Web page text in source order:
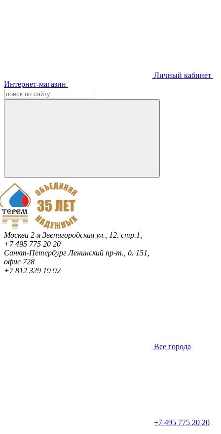
Личный кабинет
Интернет-магазин
Москва 2-я Звенигородская ул., 12, стр.1,
+7 495 775 20 20
Санкт-ПетербургЛенинский пр-т., д. 151,
офис 728
+7 812 329 19 92
Все города
+7 495 775 20 20